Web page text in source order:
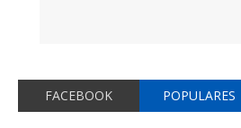
FACEBOOK POPULARES